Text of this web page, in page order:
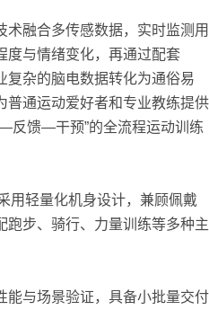
融合多传感数据，实时监测用
度与情绪变化，再通过配套
复杂的脑电数据转化为通俗易
普通运动爱好者和专业教练提供
反馈—干预”的全流程运动训练
用轻量化机身设计，兼顾佩戴
跑步、骑行、力量训练等多种主
能与场景验证，具备小批量交付